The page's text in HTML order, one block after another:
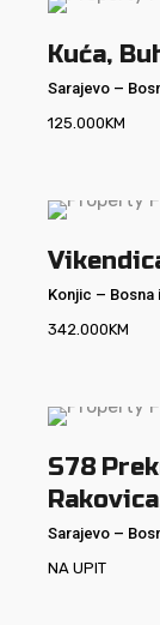
Kuća,
Sarajevo –
125.000KM
Konjic – Bosna
342.000KM
S78
Sarajevo –
NA UPIT